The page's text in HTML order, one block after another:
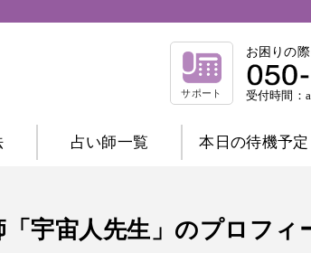
サポート
お困りの
受付時間：
占い師一覧
不倫相談 浮気相談
縁結び相談
仕事相談 祈祷相談
本日の待機予定
「宇宙人先生」のプロフィ